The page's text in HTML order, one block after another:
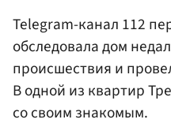
Telegram-канал 112
обследовала дом
происшествия и
В одной из квартир
со своим знакомым.